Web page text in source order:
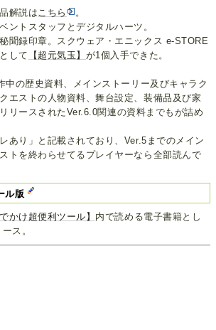
解説は こちら
。
ントスタッフとデジタルハーツ。
聞録印章。スクウェア・エニックス e-STORE
して
【超元気玉】 が1個入手できた。
中の歴史資料、メインストーリー及びキャラク
エストの人物資料、舞台設定、装備品及び家
リースされたVer.6.0関連の資料までもが詰め
あり」と記載されており、Ver.5までのメイン
トを終わらせてるプレイヤーなら全部読んで
ル版
かけ超便利ツール】 内で読める電子書籍とし
ス。